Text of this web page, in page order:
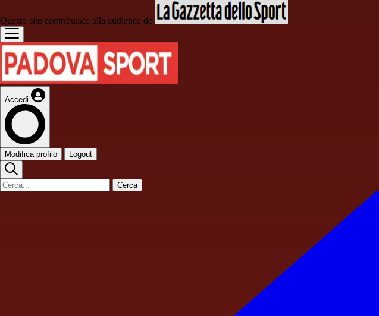
Questo sito contribuisce alla audience de
Accedi
Modifica profilo Logout
Cerca